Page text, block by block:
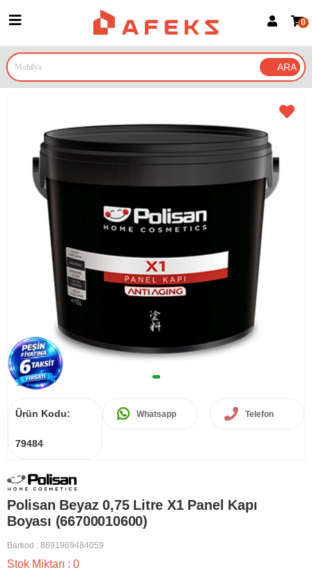
Google İle Bağlan
0
Ürün Kodu:
79484
Whatsapp Telefon
Polisan Beyaz 0,75 Litre X1 Panel Kapı
Boyası (66700010600)
Barkod : 8691969484059
Stok Miktarı : 0